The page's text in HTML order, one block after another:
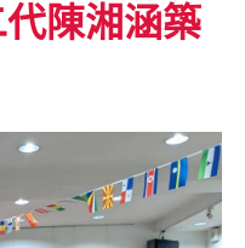
陳湘涵築